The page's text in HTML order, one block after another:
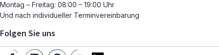
Montag – Freitag: 08:00 – 19:00 Uhr
Und nach individueller Terminvereinbarung
Folgen Sie uns